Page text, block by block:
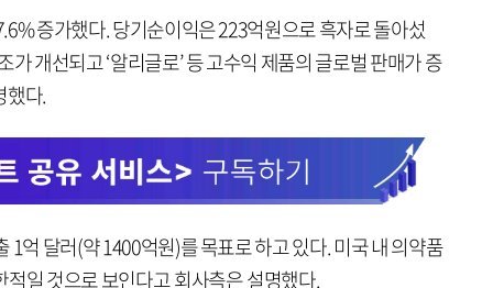
증가했다. 당기순이익은 223억원으로 흑자로 돌아섰
개선되고 ‘알리글로’ 등 고수익 제품의 글로벌 판매가 증
했다.
1억 달러(약 1400억원)를 목표로 하고 있다. 미국 내 의약품
일 것으로 보인다고 회사측은 설명했다.